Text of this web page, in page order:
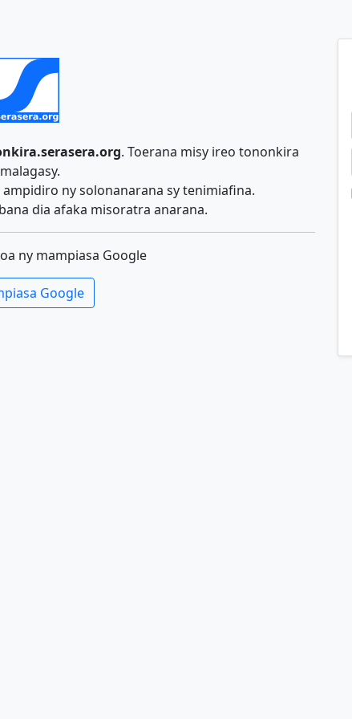
. Toerana misy ireo tononkira
malagasy.
ny solonanarana sy tenimiafina.
dia afaka misoratra anarana.
ny mampiasa Google
Google